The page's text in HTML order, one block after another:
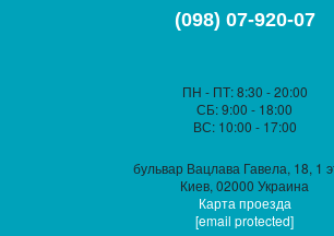
(098) 07-920-07
ПН - ПТ: 8:30 - 20:00
СБ: 9:00 - 18:00
ВС: 10:00 - 17:00
бульвар Вацлава Гавела, 18, 1
Киев, 02000 Украина
Карта проезда
[email protected]